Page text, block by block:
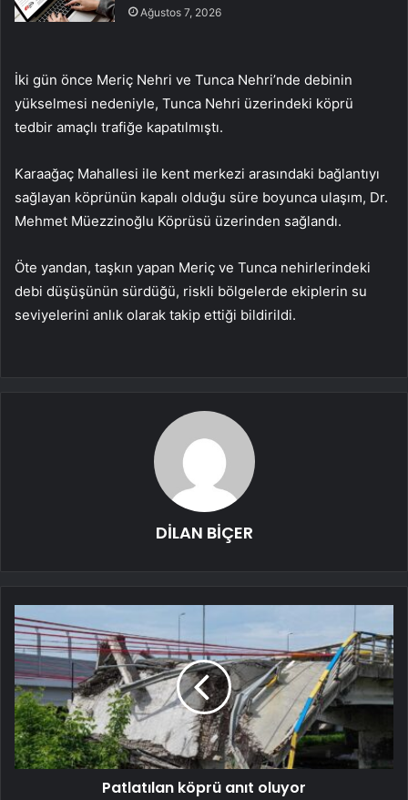
Ağustos 7, 2026
İki gün önce Meriç Nehri ve Tunca Nehri’nde debinin
yükselmesi nedeniyle, Tunca Nehri üzerindeki köprü
tedbir amaçlı trafiğe kapatılmıştı.
Karaağaç Mahallesi ile kent merkezi arasındaki bağlantıyı
sağlayan köprünün kapalı olduğu süre boyunca ulaşım, Dr.
Mehmet Müezzinoğlu Köprüsü üzerinden sağlandı.
Öte yandan, taşkın yapan Meriç ve Tunca nehirlerindeki
debi düşüşünün sürdüğü, riskli bölgelerde ekiplerin su
seviyelerini anlık olarak takip ettiği bildirildi.
DİLAN BİÇER
Patlatılan köprü anıt oluyor